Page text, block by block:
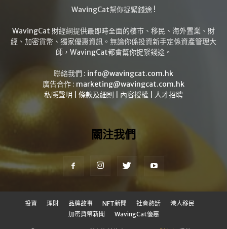
WavingCat幫你捉緊錢途 !
WavingCat 財經網提供最即時全面的樓市、移民、海外置業、財
經、加密貨幣、獨家優惠資訊。無論你係投資新手定係資產管理大
師，WavingCat都會幫你捉緊錢途。
聯絡我們 : info@wavingcat.com.hk
廣告合作 : marketing@wavingcat.com.hk
私隱聲明
條款及細則 內容授權 人才招聘
關注我們
投資 理財 品牌故事 NFT新聞 社會熱話
港人移民
加密貨幣新聞
WavingCat優惠